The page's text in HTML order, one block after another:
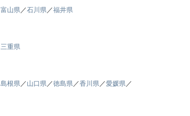
富山県／石川県／福井県
三重県
島根県／ 山口県／徳島県／香川県／愛媛県／